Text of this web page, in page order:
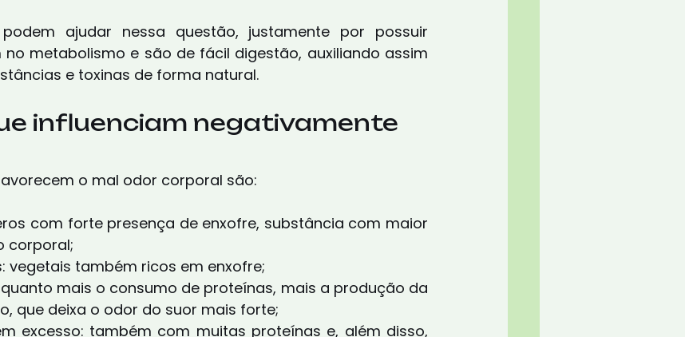
ajudar nessa questão, justamente por possuir
metabolismo e são de fácil digestão, auxiliando assim
e toxinas de forma natural.
influenciam negativamente
o mal odor corporal são:
com forte presença de enxofre, substância com maior
corporal;
vegetais também ricos em enxofre;
que deixa o odor do suor mais forte;